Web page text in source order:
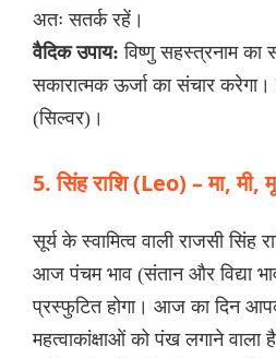
अतः सतर्क रहें।
वैदिक उपाय: विष्णु सहस्त्रनाम का
सकारात्मक ऊर्जा का संचार करेगा।
(सिल्वर)।
5. सिंह राशि (Leo) – मा, मी,
सूर्य के स्वामित्व वाली राजसी सिंह
आज पंचम भाव (संतान और विद्या
प्रस्फुटित होगा। आज का दिन
महत्वाकांक्षाओं को पंख लगाने वाला